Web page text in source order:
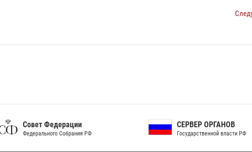
Совет Федерации
Федерального Собрания РФ
СЕРВЕР ОРГАНОВ
Государственной власти РФ